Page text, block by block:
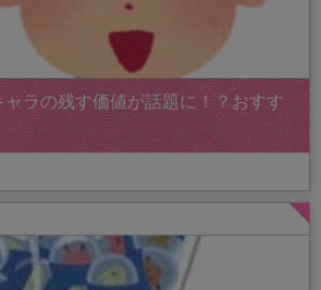
ラの残す価値が話題に！？おすす